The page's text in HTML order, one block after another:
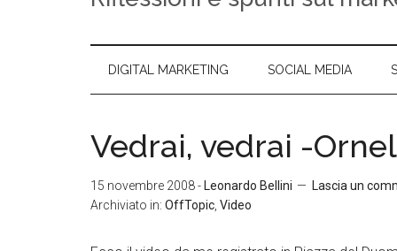
DIGITAL MARKETING SOCIAL MEDIA
Vedrai, vedrai -
15 novembre 2008- Leonardo Bellini
Lascia un
Archiviato in: OffTopic Video